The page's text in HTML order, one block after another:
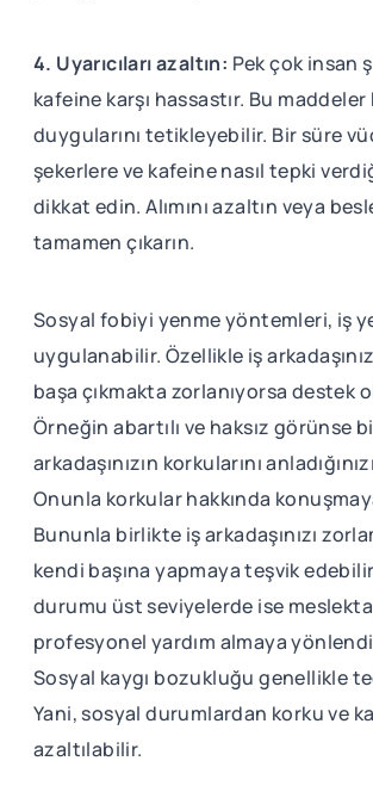
4. Uyarıcıları azaltın: Pek çok insan
kafeine karşı hassastır. Bu maddeler
duygularını tetikleyebilir. Bir süre
şekerlere ve kafeine nasıl tepki
dikkat edin. Alımını azaltın veya
tamamen çıkarın.
Sosyal fobiyi yenme yöntemleri, iş
uygulanabilir. Özellikle iş
başa çıkmakta zorlanıyorsa destek
Örneğin abartılı ve haksız görünse
arkadaşınızın korkularını
Onunla korkular hakkında
Bununla birlikte iş arkadaşınızı
kendi başına yapmaya teşvik
durumu üst seviyelerde ise
profesyonel yardım almaya
Sosyal kaygı bozukluğu genellikle
Yani, sosyal durumlardan korku ve
azaltılabilir.